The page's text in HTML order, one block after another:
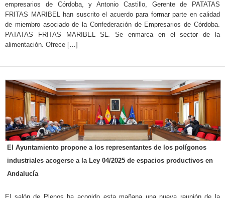
empresarios de Córdoba, y Antonio Castillo, Gerente de PATATAS
FRITAS MARIBEL han suscrito el acuerdo para formar parte en calidad
de miembro asociado de la Confederación de Empresarios de Córdoba.
PATATAS FRITAS MARIBEL SL. Se enmarca en el sector de la
alimentación. Ofrece […]
El Ayuntamiento propone a los representantes de los polígonos
industriales acogerse a la Ley 04/2025 de espacios productivos en
Andalucía